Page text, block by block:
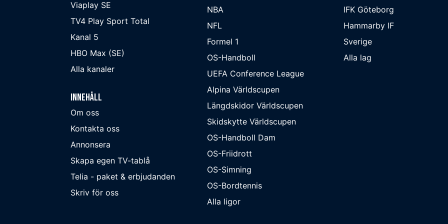
Viaplay SE
TV4 Play Sport Total
Kanal 5
HBO Max (SE)
Alla kanaler
Innehåll
Om oss
Kontakta oss
Annonsera
Skapa egen TV-tablå
Telia - paket & erbjudanden
Skriv för oss
NBA
NFL
Formel 1
OS-Handboll
UEFA Conference League
Alpina Världscupen
Längdskidor Världscupen
Skidskytte Världscupen
OS-Handboll Dam
OS-Friidrott
OS-Simning
OS-Bordtennis
Alla ligor
IFK Göteborg
Hammarby IF
Sverige
Alla lag